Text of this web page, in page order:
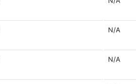
N/A
N/A